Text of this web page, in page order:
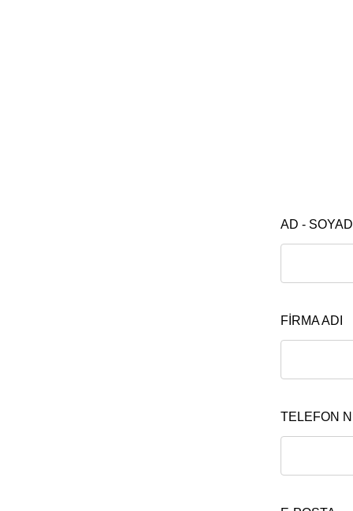
AD - SOYAD
FİRMA ADI
TELEFON